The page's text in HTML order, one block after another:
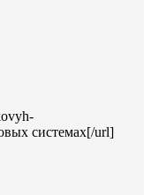
системах[/url]